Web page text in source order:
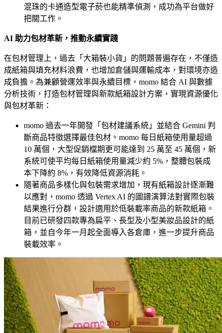
混珠的卡通造型電子菸也能精準偵測，成功為平台做好
把關工作。
AI 助力包材革新，推動永續實踐
在包材管理上，過去「大箱裝小貨」的問題普遍存在，不僅造
成紙箱與填充材料浪費，也增加倉儲與運輸成本，對環境亦造
成負擔。為兼顧營運效率與永續目標，momo 結合 AI 與數據
分析技術，打造包材管理與新款紙箱設計方案，實現資源優化
與包材革新：
momo 過去一年開發「包材建議系統」並結合 Gemini 判
斷商品特徵選擇最佳包材。momo 每日紙箱使用量超過
10 萬個，大型促銷檔期更可能達到 25 萬至 45 萬個，新
系統可使平均每日紙箱使用量減少約 5%，整體包裝成
本下降約 8%，有效降低資源消耗。
隨著商品多樣化與包裝需求增加，現有紙箱設計逐漸難
以應對，momo 透過 Vertex AI 的圖譜演算法對實際包裝
結果進行分群，設計適用於低裝載率商品的新款紙箱。
目前已研發四款專為扁平、長型及小型美妝品設計的紙
箱，並自今年一月起全面導入各倉庫，進一步提升商品
裝載效率。